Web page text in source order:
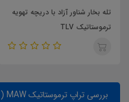
تله بخار شناور آزاد با دریچه تهویه
ترموستاتیک TLV
بررسی تراپ ترموستاتیک MAW ( تله بخار ترموستاتیک )